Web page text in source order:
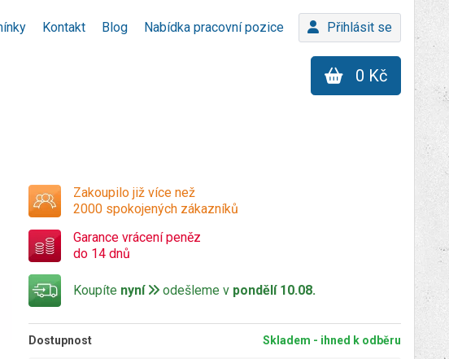
Kontakt Blog Nabídka pracovní pozice Přihlásit se
0 Kč
Zakoupilo již více než
2000 spokojených zákazníků
Garance vrácení peněz
do 14 dnů
Koupíte nyní odešleme v pondělí 10.08.
Dostupnost Skladem - ihned k odběru